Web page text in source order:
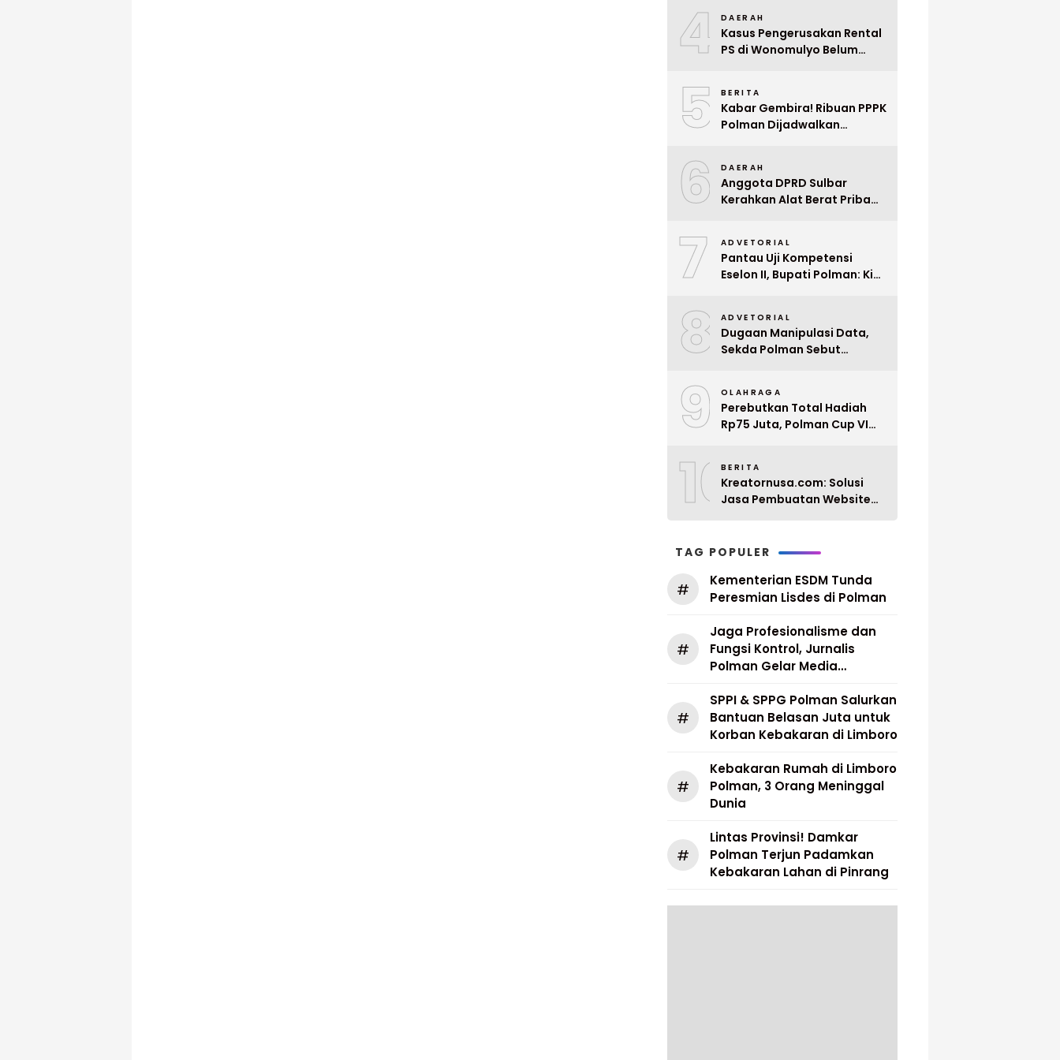
4 DAERAH
Kasus Pengerusakan Rental
PS di Wonomulyo Belum
Pelaku
5 BERITA
Kabar Gembira! Ribuan PPPK
Polman Dijadwalkan
6 DAERAH
Anggota DPRD Sulbar
Kerahkan Alat Berat Pribadi
7 ADVETORIAL
Pantau Uji Kompetensi
Eselon II, Bupati Polman: Kita
8 ADVETORIAL
Dugaan Manipulasi Data,
Sekda Polman Sebut
Ditunda
9 OLAHRAGA
Perebutkan Total Hadiah
Rp75 Juta, Polman Cup VI
10BERITA
Kreatornusa.com: Solusi
Jasa Pembuatan Website
TAG POPULER
#
Kementerian ESDM Tunda
Peresmian Lisdes di Polman
#
Jaga Profesionalisme dan
Fungsi Kontrol, Jurnalis
Polman Gelar Media
#
SPPI & SPPG Polman Salurkan
Bantuan Belasan Juta untuk
Korban Kebakaran di Limboro
#
Kebakaran Rumah di Limboro
Polman, 3 Orang Meninggal
Dunia
#
Lintas Provinsi! Damkar
Polman Terjun Padamkan
Kebakaran Lahan di Pinrang